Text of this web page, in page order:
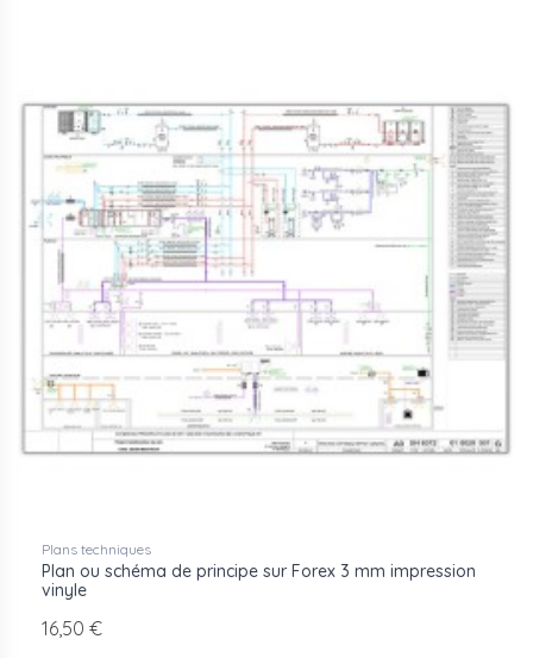
Le PIC est un document graphique obligatoire sur les
chantiers soumis à coordination SPS (sécurité et
protection de la santé). Il représente l'organisation du
chantier : zones de stockage, accès, cantonnements,
voiries internes, emplacements des équipements de
sécurité. Le schéma de principe illustre quant à lui le
fonctionnement d'une installation technique - réseau
CVC, plomberie, process industriel - sous forme d'un
diagramme normalisé, lisible par l'ensemble des corps
de métier intervenant sur site.
Aluplex reçoit vos fichiers en PDF ou en format vectoriel
(AI, EPS, SVG) et assure l'impression sur le support choisi.
extérieur. Pour les chantiers en Île-de-France, une
livraison rapide est possible selon le délai de fabrication.
Plans d'installation de chantier (PIC) conformes aux
Plans techniques
Plan ou schéma de principe sur Forex 3 mm impression
vinyle
16,50 €